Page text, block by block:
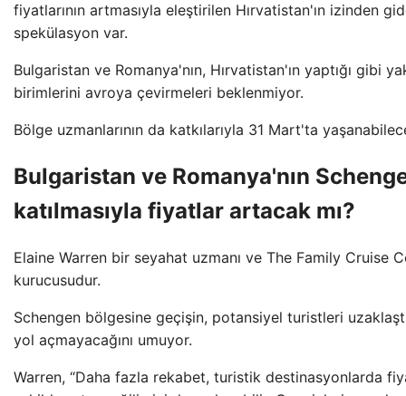
fiyatlarının artmasıyla eleştirilen Hırvatistan'ın izinden
spekülasyon var.
Bulgaristan ve Romanya'nın, Hırvatistan'ın yaptığı gibi
birimlerini avroya çevirmeleri beklenmiyor.
Bölge uzmanlarının da katkılarıyla 31 Mart'ta
Bulgaristan ve Romanya'nın
katılmasıyla fiyatlar artacak mı?
Elaine Warren bir seyahat uzmanı ve The Family Cruise
kurucusudur.
Schengen bölgesine geçişin, potansiyel turistleri
yol açmayacağını umuyor.
Warren, “Daha fazla rekabet, turistik destinasyonlarda